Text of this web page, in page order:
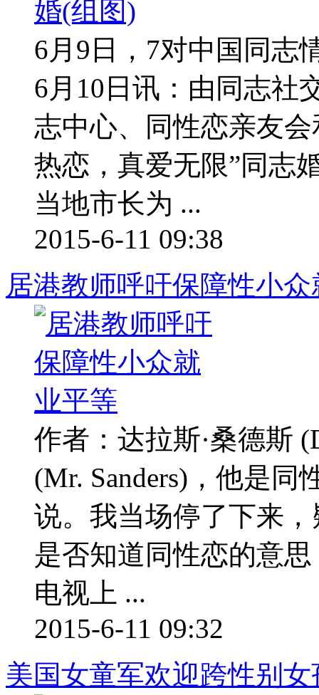
6月9日，7对中国同
6月10日讯：由同志社
志中心、同性恋亲友
热恋，真爱无限”同志
当地市长为 ...
2015-6-11 09:38
居港教师呼吁保障性小
作者：达拉斯·桑德斯
(Mr. Sanders)，他是
说。我当场停了下来
是否知道同性恋的意
电视上 ...
2015-6-11 09:32
美国女童军欢迎跨性别